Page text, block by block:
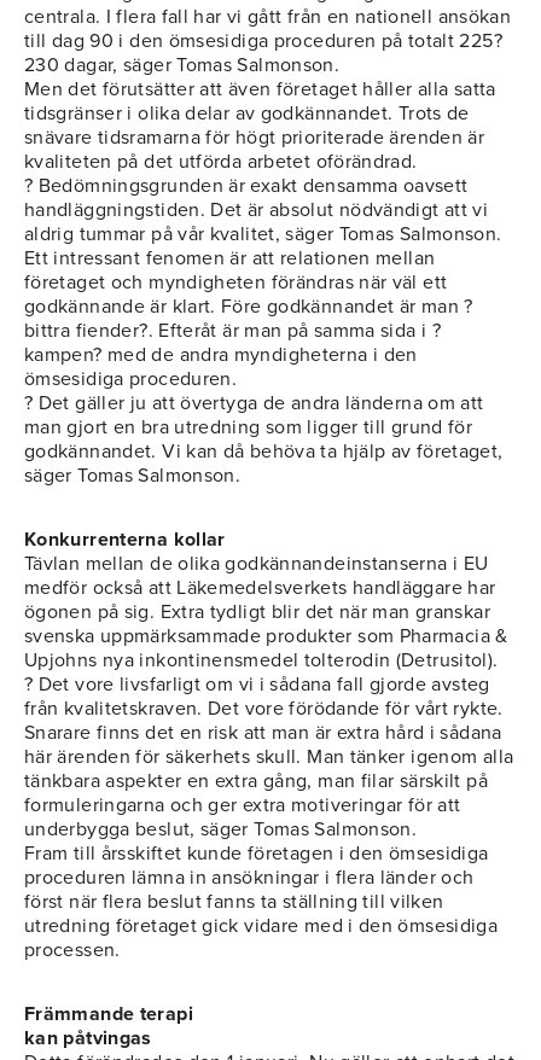
centrala. I flera fall har vi gått från en nationell ansökan
till dag 90 i den ömsesidiga proceduren på totalt 225?
230 dagar, säger Tomas Salmonson.
Men det förutsätter att även företaget håller alla satta
tidsgränser i olika delar av godkännandet. Trots de
snävare tidsramarna för högt prioriterade ärenden är
kvaliteten på det utförda arbetet oförändrad.
? Bedömningsgrunden är exakt densamma oavsett
handläggningstiden. Det är absolut nödvändigt att vi
aldrig tummar på vår kvalitet, säger Tomas Salmonson.
Ett intressant fenomen är att relationen mellan
företaget och myndigheten förändras när väl ett
godkännande är klart. Före godkännandet är man ?
bittra fiender?. Efteråt är man på samma sida i ?
kampen? med de andra myndigheterna i den
ömsesidiga proceduren.
? Det gäller ju att övertyga de andra länderna om att
man gjort en bra utredning som ligger till grund för
godkännandet. Vi kan då behöva ta hjälp av företaget,
säger Tomas Salmonson.
Konkurrenterna kollar
Tävlan mellan de olika godkännandeinstanserna i EU
medför också att Läkemedelsverkets handläggare har
ögonen på sig. Extra tydligt blir det när man granskar
svenska uppmärksammade produkter som Pharmacia &
Upjohns nya inkontinensmedel tolterodin (Detrusitol).
? Det vore livsfarligt om vi i sådana fall gjorde avsteg
från kvalitetskraven. Det vore förödande för vårt rykte.
Snarare finns det en risk att man är extra hård i sådana
här ärenden för säkerhets skull. Man tänker igenom alla
tänkbara aspekter en extra gång, man filar särskilt på
formuleringarna och ger extra motiveringar för att
underbygga beslut, säger Tomas Salmonson.
Fram till årsskiftet kunde företagen i den ömsesidiga
proceduren lämna in ansökningar i flera länder och
först när flera beslut fanns ta ställning till vilken
utredning företaget gick vidare med i den ömsesidiga
processen.
Främmande terapi
kan påtvingas